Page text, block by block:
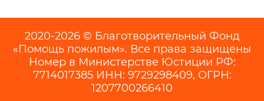
2020-2026 © Благотворительный Фонд
«Помощь пожилым». Все права защищены
Номер в Министерстве Юстиции РФ:
7714017385 ИНН: 9729298409, ОГРН:
1207700266410